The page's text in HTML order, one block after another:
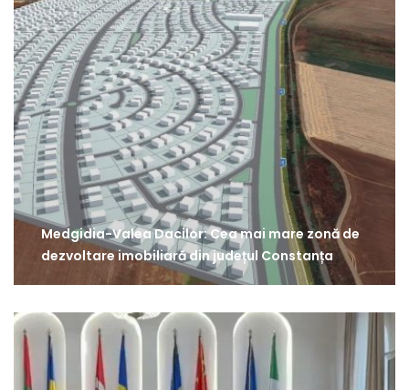
Medgidia-Valea Dacilor: Cea mai mare zonă de
dezvoltare imobiliară din județul Constanța